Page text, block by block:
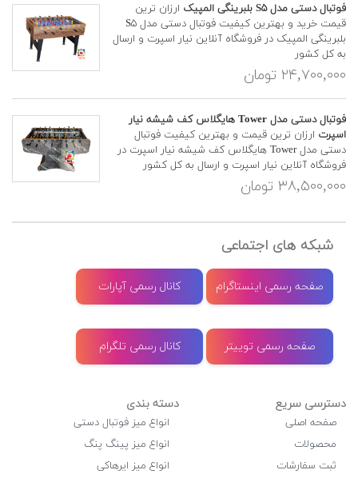
فوتبال دستی مدل S۵ بلبرینگی المپیک
ارزان ترین
قیمت خرید و بهترین کیفیت فوتبال دستی مدل S۵
بلبرینگی المپیک در فروشگاه آنلاین نیار اسپرت و ارسال
به کل کشور
۲۴,۷۰۰,۰۰۰ تومان
فوتبال دستی مدل Tower هایگلاس کف شیشه نیار
اسپرت ارزان ترین قیمت و بهترین کیفیت فوتبال
دستی مدل Tower هایگلاس کف شیشه نیار اسپرت در
فروشگاه آنلاین نیار اسپرت و ارسال به کل کشور
۳۸,۵۰۰,۰۰۰ تومان
شبکه های اجتماعی
صفحه رسمی اینستاگرام کانال رسمی آپارات
صفحه رسمی توییتر کانال رسمی تلگرام
دسترسی سریع
صفحه اصلی
محصولات
ثبت سفارشات
دسته بندی
انواع میز فوتبال دستی
انواع میز پینگ پنگ
انواع میز ایرهاکی